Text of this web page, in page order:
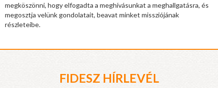
megköszönni, hogy elfogadta a meghívásunkat a meghallgatásra, és
megosztja velünk gondolatait, beavat minket missziójának
részleteibe.
FIDESZ HÍRLEVÉL